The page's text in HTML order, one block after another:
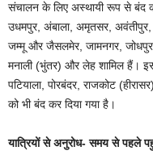
संचालन के लिए अस्थायी रूप से बंद
उधमपुर, अंबाला, अमृतसर, अवंतीपुर,
जम्मू और जैसलमेर, जामनगर,
मनाली (भुंतर) और लेह शामिल हैं।
पटियाला, पोरबंदर, राजकोट
को भी बंद कर दिया गया है।
यात्रियों से अनुरोध- समय से पहले